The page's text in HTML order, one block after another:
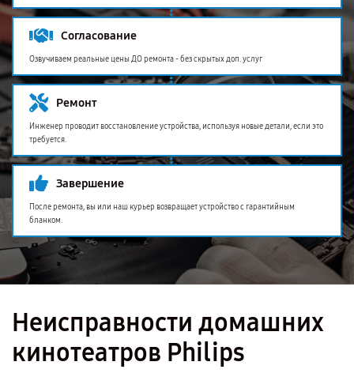
Согласование
Озвучиваем реальные цены ДО ремонта - без скрытых доп. услуг
Ремонт
Инженер проводит восстановление устройства, используя новые детали, если это
требуется.
Завершение
После ремонта, вы или наш курьер возвращает устройство с гарантийным
бланком.
Неисправности домашних
кинотеатров Philips